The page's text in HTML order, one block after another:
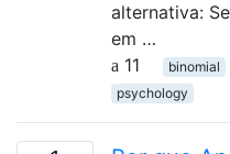
alternativa:
em …
11
binomial
psychology